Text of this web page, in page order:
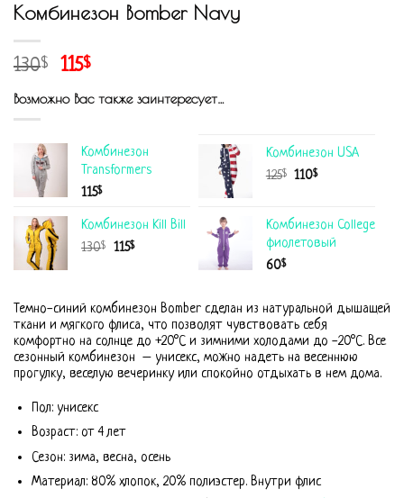
Комбинезон Bomber Navy
130$ 115$
Возможно Вас также заинтересует…
Комбинезон
Transformers
115$
Комбинезон USA
125$ 110$
Комбинезон Kill Bill
130$ 115$
Комбинезон College
фиолетовый
60$
Темно-синий комбинезон Bomber сделан из натуральной дышащей
ткани и мягкого флиса, что позволят чувствовать себя
комфортно на солнце до +20°С и зимними холодами до -20°С. Все
сезонный комбинезон – унисекс, можно надеть на весеннюю
прогулку, веселую вечеринку или спокойно отдыхать в нем дома.
Пол: унисекс
Возраст: от 4 лет
Сезон: зима, весна, осень
Материал: 80% хлопок, 20% полиэстер. Внутри флис